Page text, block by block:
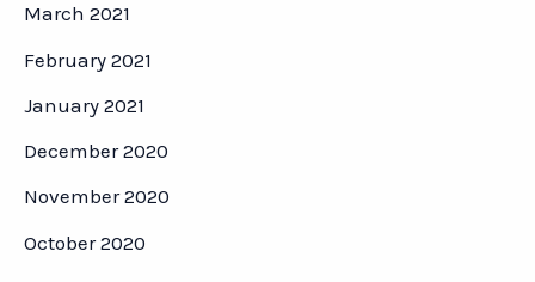
March 2021
February 2021
January 2021
December 2020
November 2020
October 2020